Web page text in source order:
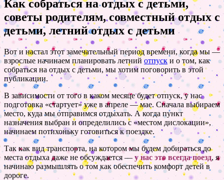
Как собраться на отдых с детьми,
советы родителям, совместный отдых с
детьми, летний отдых с детьми
Вот и настал этот замечательный период времени, когда мы —
взрослые начинаем планировать летний отпуск и о том, как
собраться на отдых с детьми, мы хотим поговорить в этой
публикации.
В зависимости от того в каком месяце будет отпуск, у нас
подготовка «стартует» уже в апреле — мае. Сначала выбираем
место, куда мы отправимся отдыхать. А когда пункт
назначения выбран и определились с «местом дислокации»,
начинаем потихоньку готовиться к поездке.
Так как вид транспорта, на котором мы будем добираться до
места отдыха даже не обсуждается —у нас это всегда поезд, я
начинаю размышлять о том как обеспечить комфорт детей в
дороге.